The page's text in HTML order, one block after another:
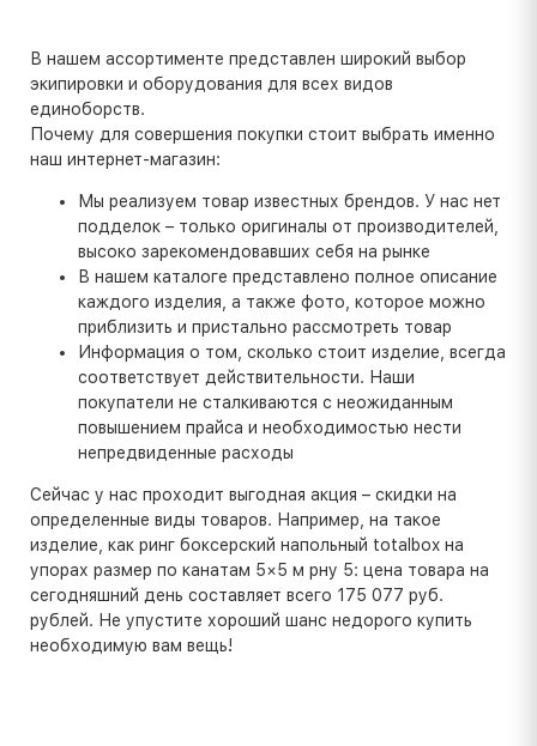
В нашем ассортименте представлен широкий выбор
экипировки и оборудования для всех видов
единоборств.
Почему для совершения покупки стоит выбрать именно
наш интернет-магазин:
Мы реализуем товар известных брендов. У нас нет
подделок – только оригиналы от производителей,
высоко зарекомендовавших себя на рынке
В нашем каталоге представлено полное описание
каждого изделия, а также фото, которое можно
приблизить и пристально рассмотреть товар
Информация о том, сколько стоит изделие, всегда
соответствует действительности. Наши
покупатели не сталкиваются с неожиданным
повышением прайса и необходимостью нести
непредвиденные расходы
Сейчас у нас проходит выгодная акция – скидки на
определенные виды товаров. Например, на такое
изделие, как ринг боксерский напольный totalbox на
упорах размер по канатам 5×5 м рну 5: цена товара на
сегодняшний день составляет всего 175 077 руб.
рублей. Не упустите хороший шанс недорого купить
необходимую вам вещь!